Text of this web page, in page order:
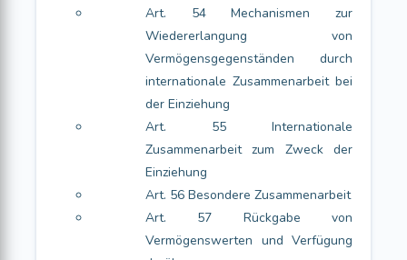
Art. 54 Mechanismen zur
Wiedererlangung von
Vermögensgegenständen durch
internationale Zusammenarbeit bei
der Einziehung
Art. 55 Internationale
Zusammenarbeit zum Zweck der
Einziehung
Art. 56 Besondere Zusammenarbeit
Art. 57 Rückgabe von
Vermögenswerten und Verfügung